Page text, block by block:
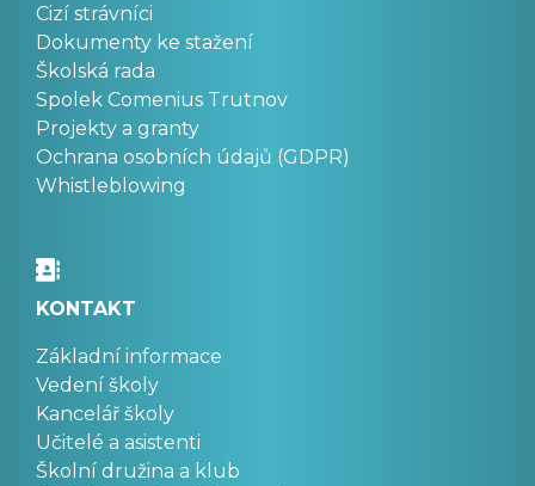
Cizí strávníci
Dokumenty ke stažení
Školská rada
Spolek Comenius Trutnov
Projekty a granty
Ochrana osobních údajů (GDPR)
Whistleblowing
KONTAKT
Základní informace
Vedení školy
Kancelář školy
Učitelé a asistenti
Školní družina a klub